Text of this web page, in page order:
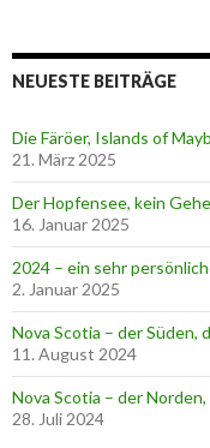
NEUESTE BEITRÄGE
Die Färöer, Islands of
21. März 2025
Der Hopfensee, kein
16. Januar 2025
2024 – ein sehr
2. Januar 2025
Nova Scotia – der Süden,
11. August 2024
Nova Scotia – der
28. Juli 2024